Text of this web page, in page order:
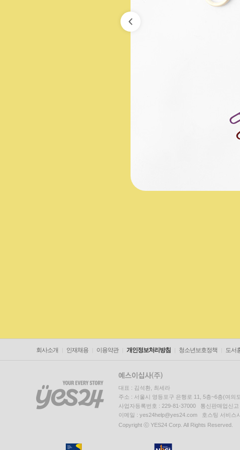
회사소개 인재채용 이용약관 개인정보처리방침 청소년보호정책 도서
대표 : 김석환, 최세라
주소 : 서울시 영등포구 은행로 11, 5층~6층(여의
사업자등록번호 : 229-81-37000 통신판매업신고
이메일 : yes24help@yes24.com 호스팅 서비스
Copyright ⓒ YES24 Corp. All Rights Reserved.